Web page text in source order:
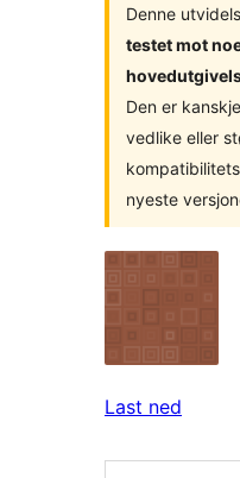
Denne
testet mot
Den er
vedlike eller
nyeste
Last ned